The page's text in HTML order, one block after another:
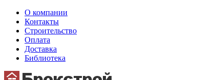
О компании
Контакты
Строительство
Оплата
Доставка
Библиотека